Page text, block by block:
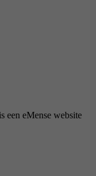
een eMense website